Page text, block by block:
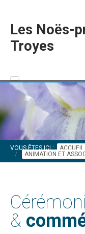
Les Noës-
Troyes
VOUS ÊTES ICI : ACCUEIL
ANIMATION ET
&